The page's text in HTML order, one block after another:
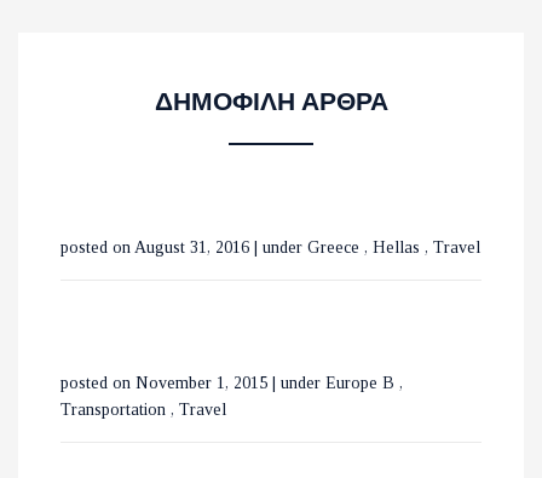
ΔΗΜΟΦΙΛΗ ΑΡΘΡΑ
posted on August 31, 2016 under Greece , Hellas , Travel
ΟΛΛΑΝΔΙΑ
posted on November 1, 2015 under Europe B ,
Transportation , Travel
ΒΟΥΚΟΥΡΕΣΤΙ ΣΕ 3 ΗΜΕΡΕΣ